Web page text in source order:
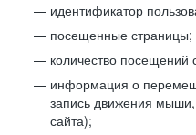
идентификатор
посещенные страницы;
количество посещений
информация о
запись движения
сайта);